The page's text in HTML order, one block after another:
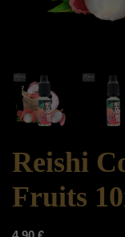
Reishi
Fruits